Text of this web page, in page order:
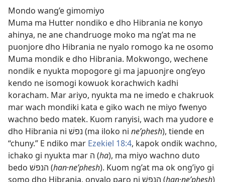
Mondo wang’e gimomiyo
Muma ma Hutter nondiko e dho Hibrania ne konyo
ahinya, ne ane chandruoge moko ma ng’at ma ne
puonjore dho Hibrania ne nyalo romogo ka ne osomo
Muma mondik e dho Hibrania. Mokwongo, wechene
nondik e nyukta mopogore gi ma japuonjre ong’eyo
kendo ne isomogi kowuok korachwich kadhi
koracham. Mar ariyo, nyukta ma ne imedo e chakruok
mar wach mondiki kata e giko wach ne miyo fwenyo
wachno bedo matek. Kuom ranyisi, wach ma yudore e
dho Hibrania ni נפשׁ (ma iloko ni ne’phesh), tiende en
“chuny.” E ndiko mar Ezekiel 18:4, kapok ondik wachno,
ichako gi nyukta mar ה (ha), ma miyo wachno duto
bedo הנפשׁ (han·ne’phesh). Kuom ng’at ma ok ong’iyo gi
somo dho Hibrania, onyalo paro ni הנפשׁ (han·ne’phesh)